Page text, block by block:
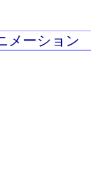
メーション